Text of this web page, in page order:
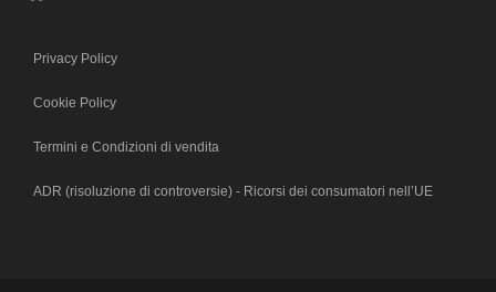
Privacy Policy
Cookie Policy
Termini e Condizioni di vendita
ADR (risoluzione di controversie) - Ricorsi dei consumatori nell’UE